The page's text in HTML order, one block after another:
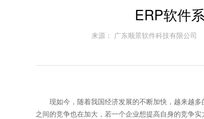
ERP软件
来源： 广东顺景软件科技有限公司
现如今，随着我国经济发展的不断加快，越来越多
之间的竞争也在加大，若一个企业想提高自身的竞争